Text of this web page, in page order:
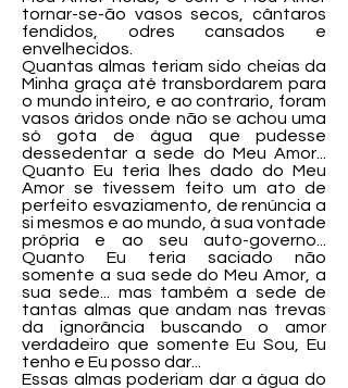
tornar-se-ão vasos secos, cântaros
fendidos, odres cansados e
envelhecidos.
Quantas almas teriam sido cheias da
Minha graça até transbordarem para
o mundo inteiro, e ao contrario, foram
vasos áridos onde não se achou uma
só gota de água que pudesse
dessedentar a sede do Meu Amor...
Quanto Eu teria lhes dado do Meu
Amor se tivessem feito um ato de
perfeito esvaziamento, de renúncia a
si mesmos e ao mundo, à sua vontade
própria e ao seu auto-governo...
Quanto Eu teria saciado não
somente a sua sede do Meu Amor, a
sua sede... mas também a sede de
tantas almas que andam nas trevas
da ignorância buscando o amor
verdadeiro que somente Eu Sou, Eu
tenho e Eu posso dar...
Essas almas poderiam dar a água do